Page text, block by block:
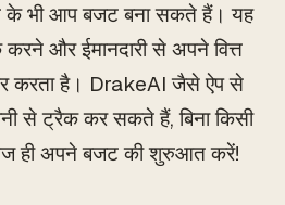
के भी आप बजट बना सकते हैं। यह
और ईमानदारी से अपने वित्त
करता है। DrakeAI जैसे ऐप से
से ट्रैक कर सकते हैं, बिना किसी
ही अपने बजट की शुरुआत करें!